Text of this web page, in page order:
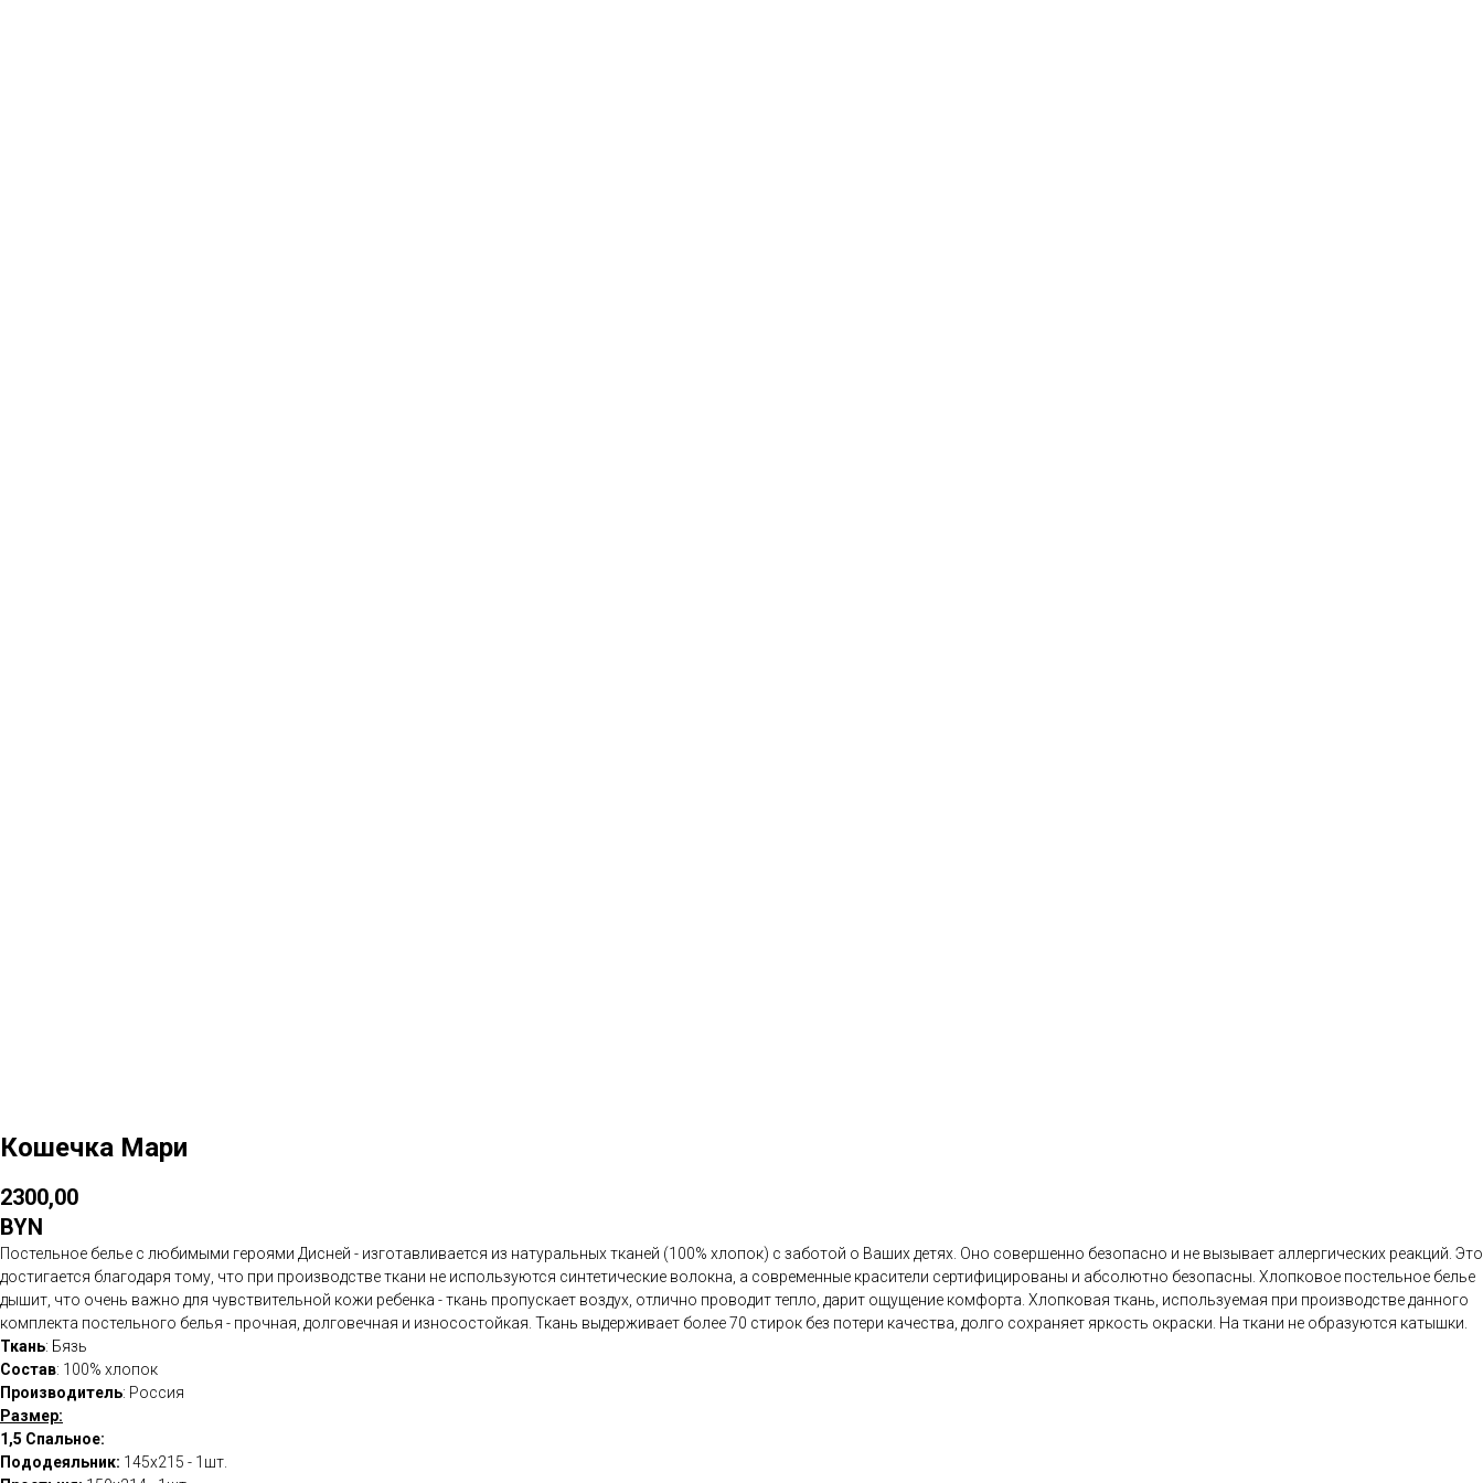
Кошечка Мари
2300,00
BYN
Постельное белье с любимыми героями Дисней - изготавливается из натуральных тканей (100% хлопок) с заботой о Ваших детях. Оно совершенно безопасно и не вызывает аллергических реакций. Это
достигается благодаря тому, что при производстве ткани не используются синтетические волокна, а современные красители сертифицированы и абсолютно безопасны. Хлопковое постельное белье
дышит, что очень важно для чувствительной кожи ребенка - ткань пропускает воздух, отлично проводит тепло, дарит ощущение комфорта. Хлопковая ткань, используемая при производстве данного
комплекта постельного белья - прочная, долговечная и износостойкая. Ткань выдерживает более 70 стирок без потери качества, долго сохраняет яркость окраски. На ткани не образуются катышки.
Ткань: Бязь
Состав: 100% хлопок
Производитель: Россия
Размер:
1,5 Спальное:
Пододеяльник: 145х215 - 1шт.